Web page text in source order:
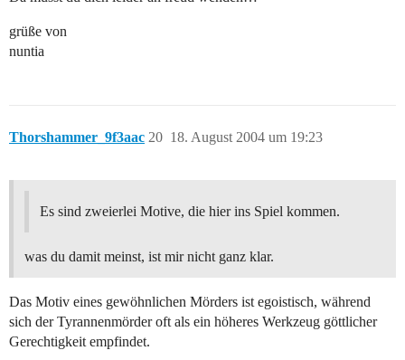
grüße von
nuntia
Thorshammer_9f3aac 18. August 2004 um 19:23
20
Es sind zweierlei Motive, die hier ins Spiel kommen.
was du damit meinst, ist mir nicht ganz klar.
Das Motiv eines gewöhnlichen Mörders ist egoistisch, während
sich der Tyrannenmörder oft als ein höheres Werkzeug göttlicher
Gerechtigkeit empfindet.